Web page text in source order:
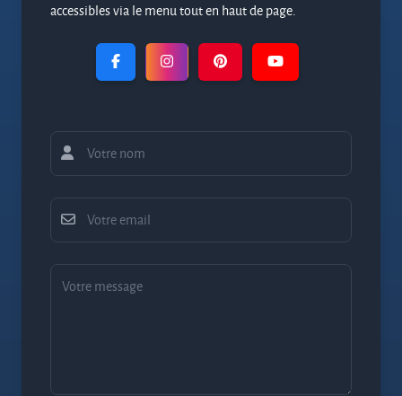
accessibles via le menu tout en haut de page.